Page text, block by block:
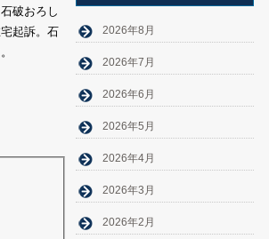
破おろし
起訴。石
2026年8月
2026年7月
2026年6月
2026年5月
2026年4月
2026年3月
2026年2月